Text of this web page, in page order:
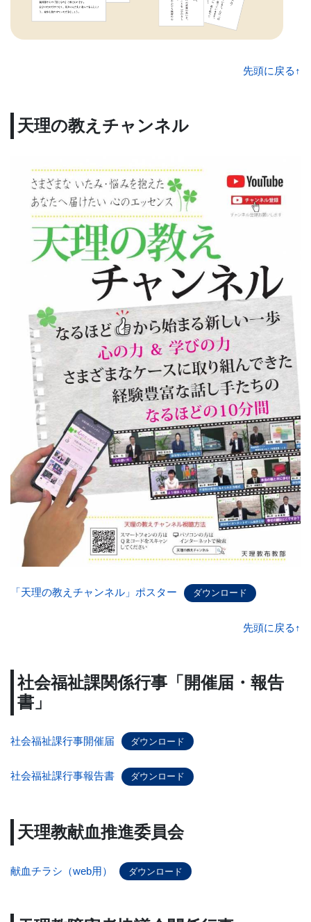
先頭に戻る↑
天理の教えチャンネル
「天理の教えチャンネル」ポスター ダウンロード
先頭に戻る↑
社会福祉課関係行事「開催届・報告
書」
社会福祉課行事開催届 ダウンロード
社会福祉課行事報告書 ダウンロード
天理教献血推進委員会
献血チラシ（web用） ダウンロード